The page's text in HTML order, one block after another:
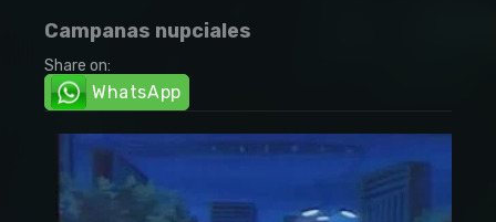
Campanas nupciales
Share on:
WhatsApp